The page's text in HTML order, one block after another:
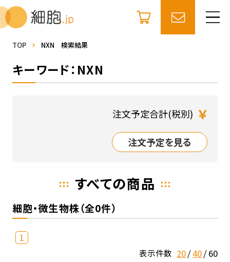
TOP NXN 検索結果
キーワード：NXN
注文予定合計(税別) ￥
注文予定を見る
すべての商品
細胞・微生物株（全0件）
1
表示件数 20 40 60